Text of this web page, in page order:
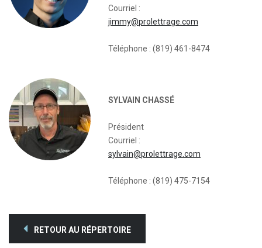
Courriel :
jimmy@prolettrage.com
Téléphone : (819) 461-8474
SYLVAIN CHASSÉ
Président
Courriel :
sylvain@prolettrage.com
Téléphone : (819) 475-7154
RETOUR AU RÉPERTOIRE